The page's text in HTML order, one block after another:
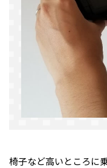
椅子など高いところに